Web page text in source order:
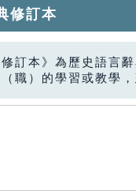
修訂本
修訂本》為歷史語言
職）的學習或教學